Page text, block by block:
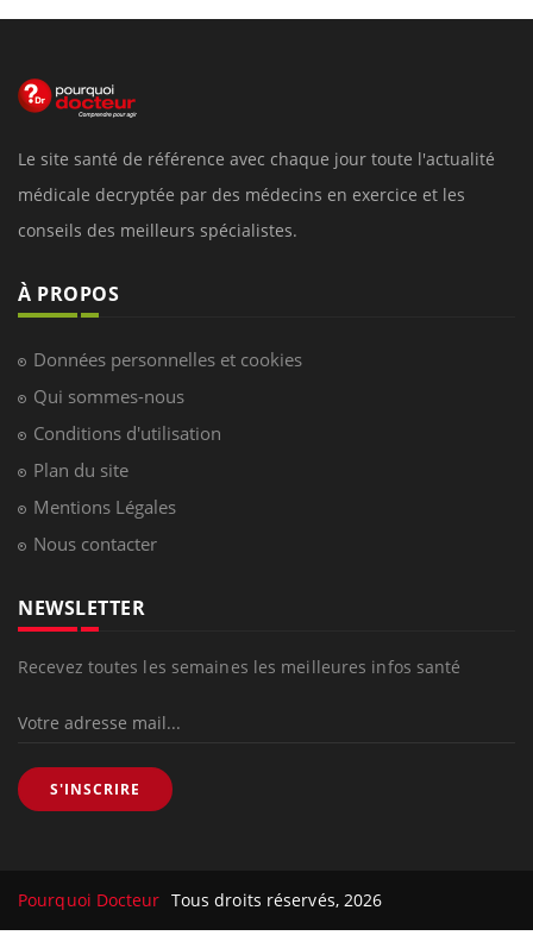
Le site santé de référence avec chaque jour toute l'actualité
médicale decryptée par des médecins en exercice et les
conseils des meilleurs spécialistes.
À PROPOS
Données personnelles et cookies
Qui sommes-nous
Conditions d'utilisation
Plan du site
Mentions Légales
Nous contacter
NEWSLETTER
Recevez toutes les semaines les meilleures infos santé
S'INSCRIRE
Pourquoi Docteur Tous droits réservés, 2026